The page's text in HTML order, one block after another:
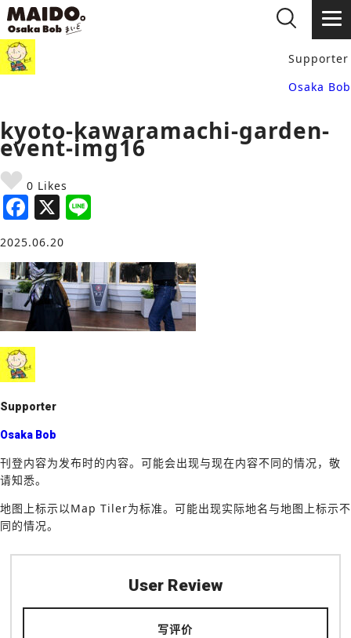
Supporter
Osaka Bob
kyoto-kawaramachi-garden-
event-img16
0 Likes
F
a
c
e
b
o
o
k
X
e
2025.06.20
Supporter
Osaka Bob
刊登内容为发布时的内容。可能会出现与现在内容不同的情况，敬
请知悉。
地图上标示以Map Tiler为标准。可能出现实际地名与地图上标示不
同的情况。
User Review
写评价